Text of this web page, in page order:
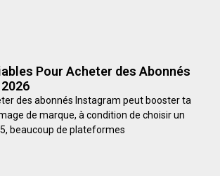
Pour Acheter des Abonnés
des abonnés Instagram peut booster ta
de marque, à condition de choisir un
beaucoup de plateformes